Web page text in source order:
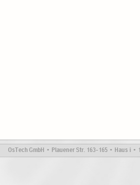
OsTech GmbH • Plauener Str. 163-165 • Haus i •